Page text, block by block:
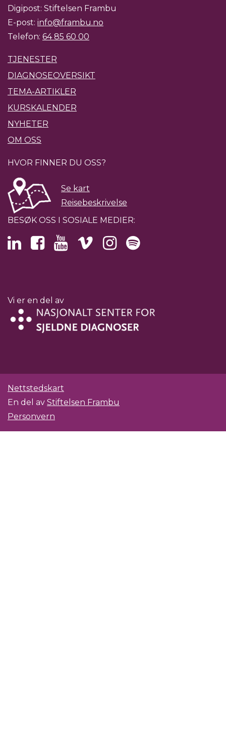
Digipost: Stiftelsen Frambu
E-post: info@frambu.no
Telefon: 64 85 60 00
TJENESTER
DIAGNOSEOVERSIKT
TEMA-ARTIKLER
KURSKALENDER
NYHETER
OM OSS
HVOR FINNER DU OSS?
Se kart
Reisebeskrivelse
BESØK OSS I SOSIALE MEDIER:
Vi er en del av
Nettstedskart
En del av Stiftelsen Frambu
Personvern